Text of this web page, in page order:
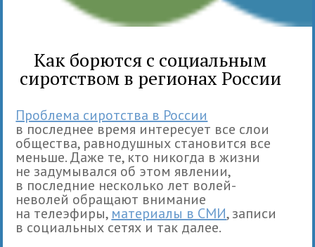
Как борются с социальным
сиротством в регионах России
Проблема сиротства в России
в последнее время интересует все слои
общества, равнодушных становится все
меньше. Даже те, кто никогда в жизни
не задумывался об этом явлении,
в последние несколько лет волей-
неволей обращают внимание
на телеэфиры, материалы в СМИ, записи
в социальных сетях и так далее.